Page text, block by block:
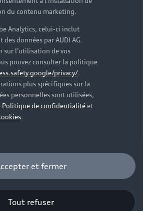
Airbag Takata
Audi
illégal
et options présentés sur les
être disponibles en France. Pour
rapprochez-vous de votre
selon norme WLTP. Le temps de
peuvent varier selon les
et en fonction de la borne
le véhicule est connecté, ainsi
restante du véhicule, de la
et fermer
Tout refuser
du contenu marketing.
Analytics, celui-ci inclut
données par AUDI AG.
sur l’utilisation de vos
pouvez consulter la politique
privacy/.
plus spécifiques sur la
personnelles sont utilisées,
Politique de confidentialitéet
.